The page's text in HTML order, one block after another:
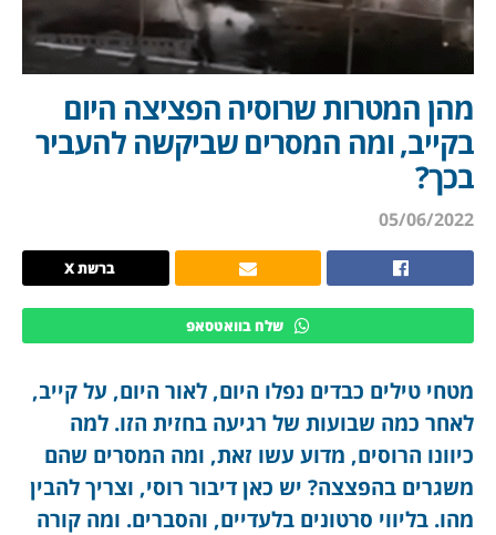
מהן המטרות שרוסיה הפציצה היום
בקייב, ומה המסרים שביקשה להעביר
בכך?
05/06/2022
ברשת X
שלח בוואטסאפ
מטחי טילים כבדים נפלו היום, לאור היום, על קייב,
לאחר כמה שבועות של רגיעה בחזית הזו. למה
כיוונו הרוסים, מדוע עשו זאת, ומה המסרים שהם
משגרים בהפצצה? יש כאן דיבור רוסי, וצריך להבין
מהו. בליווי סרטונים בלעדיים, והסברים. ומה קורה